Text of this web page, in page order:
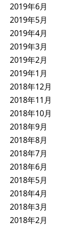
2019年6月
2019年5月
2019年4月
2019年3月
2019年2月
2019年1月
2018年12月
2018年11月
2018年10月
2018年9月
2018年8月
2018年7月
2018年6月
2018年5月
2018年4月
2018年3月
2018年2月